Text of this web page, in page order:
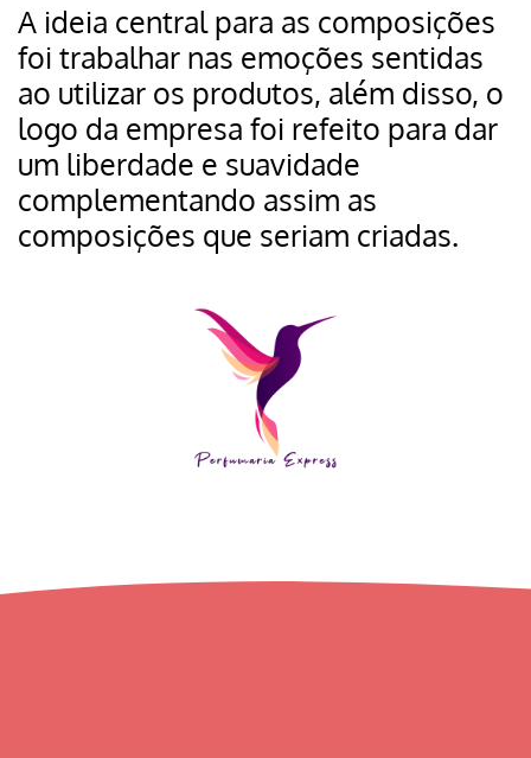
A ideia central para as composições
foi trabalhar nas emoções sentidas
ao utilizar os produtos, além disso, o
logo da empresa foi refeito para dar
um liberdade e suavidade
complementando assim as
composições que seriam criadas.